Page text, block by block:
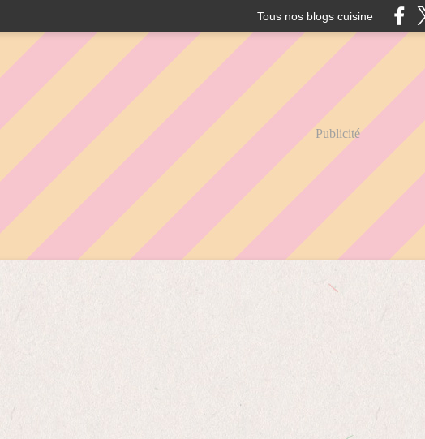
Tous nos blogs cuisine
Publicité